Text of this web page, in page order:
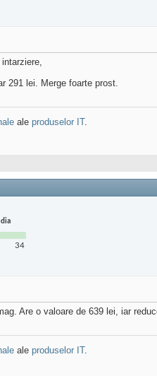
291 lei. Merge foarte prost.
ale produselor IT.
34
Are o valoare de 639 lei, iar
ale produselor IT.